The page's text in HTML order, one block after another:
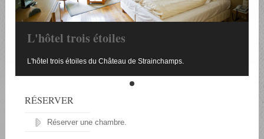
L'hôtel trois étoiles
L'hôtel trois étoiles du Château de Strainchamps.
RÉSERVER
Réserver une chambre.